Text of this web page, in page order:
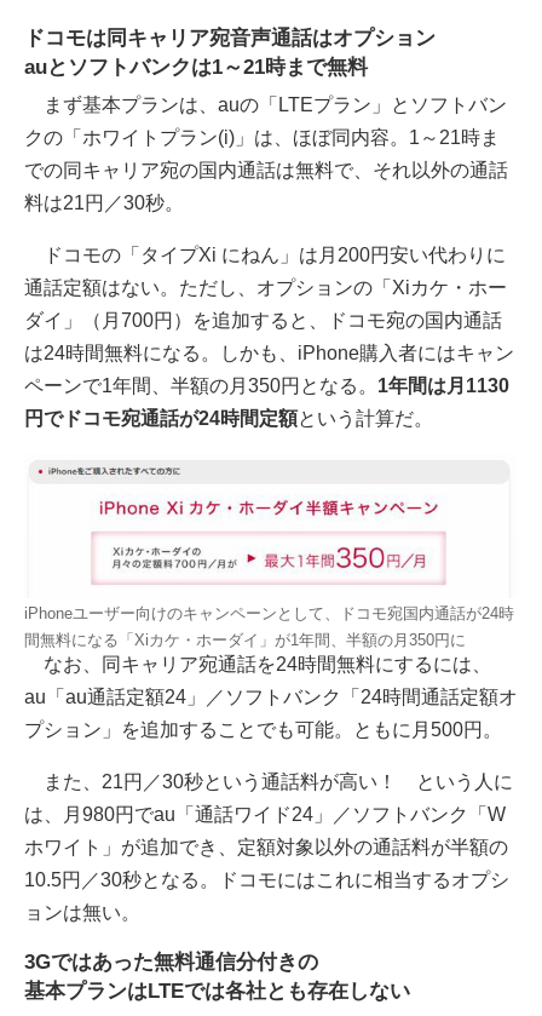
ドコモは同キャリア宛音声通話はオプション
auとソフトバンクは1～21時まで無料
まず基本プランは、auの「LTEプラン」とソフトバン
クの「ホワイトプラン(i)」は、ほぼ同内容。1～21時ま
での同キャリア宛の国内通話は無料で、それ以外の通話
料は21円／30秒。
ドコモの「タイプXi にねん」は月200円安い代わりに
通話定額はない。ただし、オプションの「Xiカケ・ホー
ダイ」（月700円）を追加すると、ドコモ宛の国内通話
は24時間無料になる。しかも、iPhone購入者にはキャン
ペーンで1年間、半額の月350円となる。 1年間は月1130
円でドコモ宛通話が24時間定額という計算だ。
iPhoneユーザー向けのキャンペーンとして、ドコモ宛国内通話が24時
間無料になる「Xiカケ・ホーダイ」が1年間、半額の月350円に
なお、同キャリア宛通話を24時間無料にするには、
au「au通話定額24」／ソフトバンク「24時間通話定額オ
プション」を追加することでも可能。ともに月500円。
また、21円／30秒という通話料が高い！ という人に
は、月980円でau「通話ワイド24」／ソフトバンク「W
ホワイト」が追加でき、定額対象以外の通話料が半額の
10.5円／30秒となる。ドコモにはこれに相当するオプシ
ョンは無い。
3Gではあった無料通信分付きの
基本プランはLTEでは各社とも存在しない